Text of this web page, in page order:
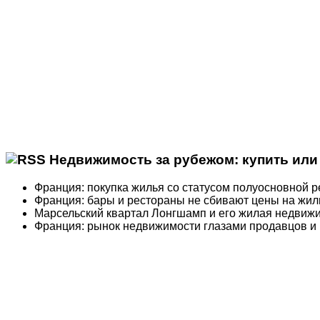
Недвижимость за рубежом: купить
Франция: покупка жилья со статусом полуосновной
Франция: бары и рестораны не сбивают цены на
Марсельский квартал Лонгшамп и его жилая
Франция: рынок недвижимости глазами продавцов и